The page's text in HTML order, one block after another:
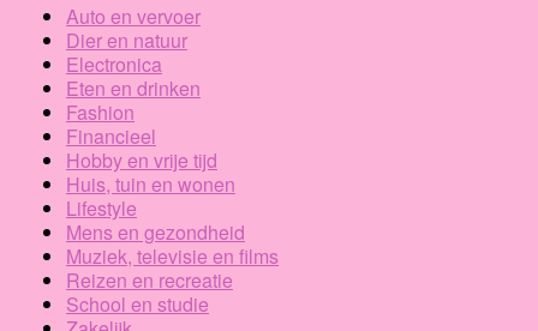
Auto en vervoer
Dier en natuur
Electronica
Eten en drinken
Fashion
Financieel
Hobby en vrije tijd
Huis, tuin en wonen
Lifestyle
Mens en gezondheid
Muziek, televisie en films
Reizen en recreatie
School en studie